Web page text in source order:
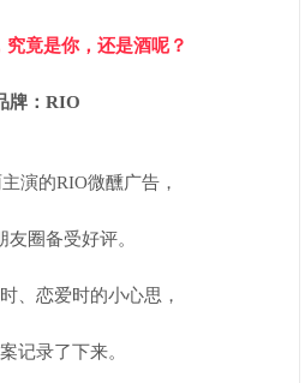
究竟是你，还是酒呢？
牌：RIO
演的RIO微醺广告，
友圈备受好评。
、恋爱时的小心思，
记录了下来。